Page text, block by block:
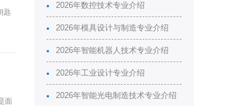
2026年数控技术专业介绍
2026年模具设计与制造专业介绍
2026年智能机器人技术专业介绍
2026年工业设计专业介绍
2026年智能光电制造技术专业介绍
匙
面